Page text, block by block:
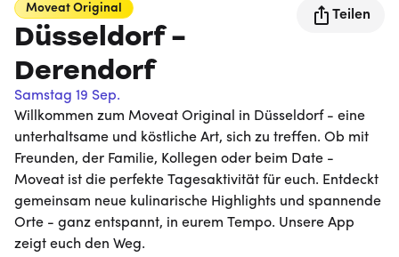
Moveat Original
Düsseldorf -
Derendorf
Samstag 19 Sep.
Teilen
Willkommen zum Moveat Original in Düsseldorf - eine
unterhaltsame und köstliche Art, sich zu treffen. Ob mit
Freunden, der Familie, Kollegen oder beim Date -
Moveat ist die perfekte Tagesaktivität für euch. Entdeckt
gemeinsam neue kulinarische Highlights und spannende
Orte - ganz entspannt, in eurem Tempo. Unsere App
zeigt euch den Weg.